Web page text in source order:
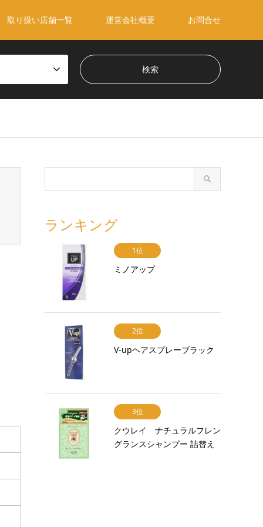
取り扱い店舗一覧 運営会社概要 お問合せ
ランキング
1位
ミノアップ
2位
V-upヘアスプレーブラック
3位
クウレイ ナチュラルフレン
グランスシャンプー 詰替え